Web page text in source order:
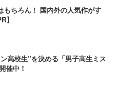
もちろん！ 国内外の人気作がす
】
高校生”を決める「男子高生ミス
催中！